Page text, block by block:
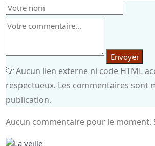
Envoyer
💡 Aucun lien externe ni code HTML
respectueux. Les commentaires sont
publication.
Aucun commentaire pour le moment.